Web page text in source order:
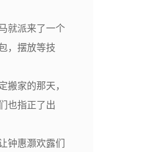
就派来了一个
，摆放等技
家的那天，
也指正了出
惠灏欢露们